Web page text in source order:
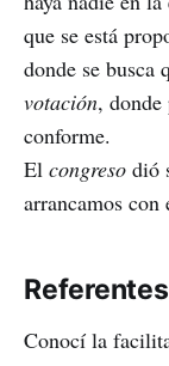
que se está
donde se busca
votación, donde
conforme.
El congreso dió
arrancamos con
Conocí la